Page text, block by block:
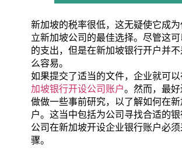
新加坡的税率很低，这无疑使它成
立新加坡公司的最佳选择。尽管这可
的支出，但是在新加坡银行开户并
么容易。
如果提交了适当的文件，企业就可
加坡银行开设公司账户。然而，最
做做一些事前研究，以了解如何在
户。这当中包括为公司寻找合适的
公司在新加坡开设企业银行账户必
骤。